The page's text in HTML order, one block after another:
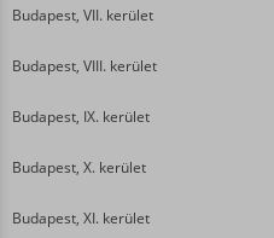
Budapest, VII. kerület
Budapest, VIII. kerület
Budapest, IX. kerület
Budapest, X. kerület
Budapest, XI. kerület